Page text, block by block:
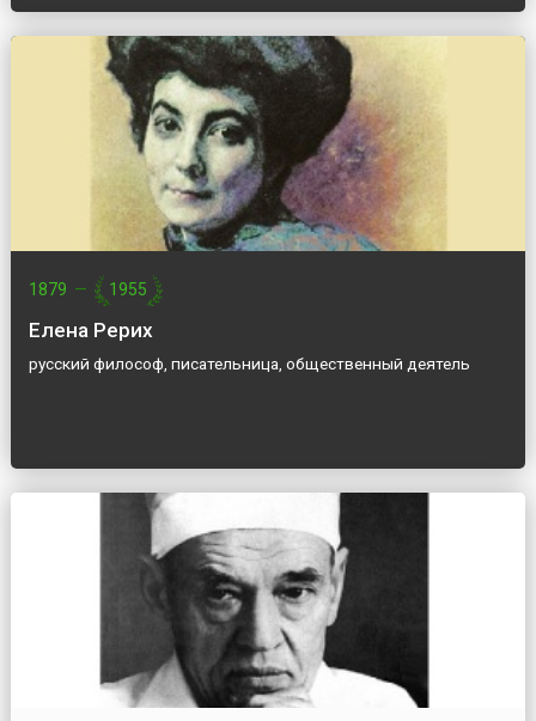
1879 — 1955
Елена Рерих
русский философ, писательница, общественный деятель